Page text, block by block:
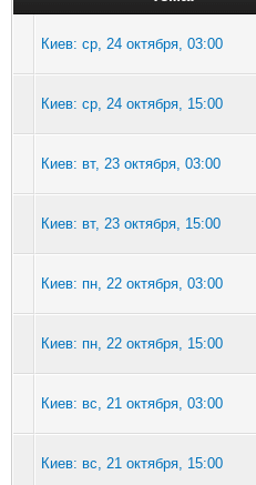
Киев: ср, 24 октября, 03:00
Киев: ср, 24 октября, 15:00
Киев: вт, 23 октября, 03:00
Киев: вт, 23 октября, 15:00
Киев: пн, 22 октября, 03:00
Киев: пн, 22 октября, 15:00
Киев: вс, 21 октября, 03:00
Киев: вс, 21 октября, 15:00